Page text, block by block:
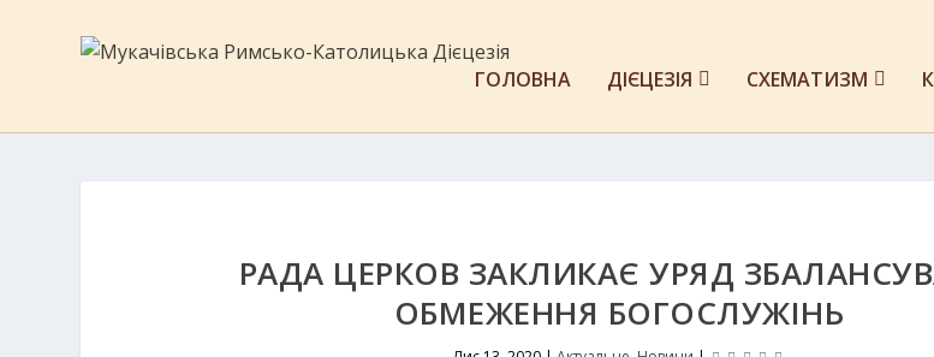
ГОЛОВНА ДІЄЦЕЗІЯ СХЕМАТИЗМ
РАДА ЦЕРКОВ ЗАКЛИКАЄ УРЯД
ОБМЕЖЕННЯ БОГОСЛУЖІНЬ